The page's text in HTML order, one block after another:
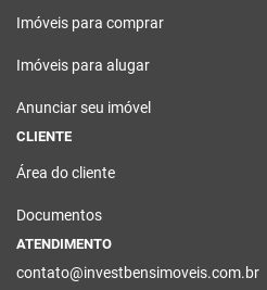
Imóveis para comprar
Imóveis para alugar
Anunciar seu imóvel
CLIENTE
Área do cliente
Documentos
ATENDIMENTO
contato@investbensimoveis.com.br